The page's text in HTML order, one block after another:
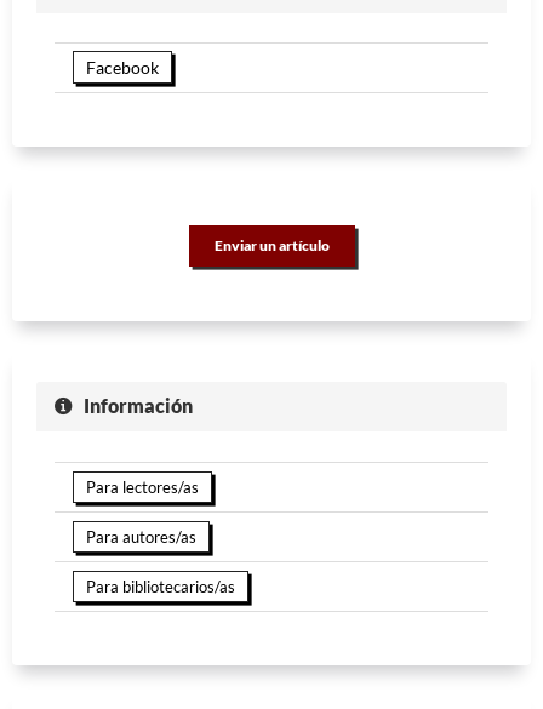
Facebook
Enviar un artículo
Información
Para lectores/as
Para autores/as
Para bibliotecarios/as